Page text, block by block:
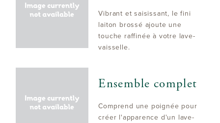
Vibrant et saisissant, le fini
laiton brossé ajoute une
touche raffinée à votre lave-
vaisselle.
Ensemble complet
Comprend une poignée pour
créer l'apparence d'un lave-